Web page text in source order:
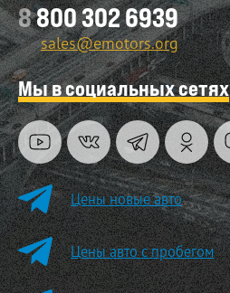
8800 302 6939
sales@emotors.org
Мы в социальных сетях
Цены новые авто
Цены авто с пробегом